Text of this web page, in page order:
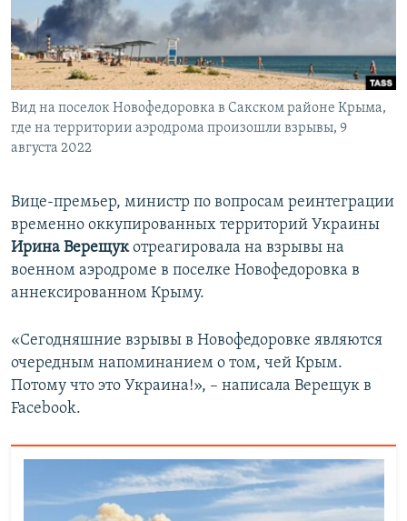
ПОБЕДИТЕЛЕЙ НЕ СУДЯТ?
КРЫМ.НЕПОКОРЕННЫЙ
ELIFBE
УКРАИНСКАЯ ПРОБЛЕМА КРЫМА
ПРИСОЕДИНЯЙТЕСЬ!
Все сайты RFE/RL
Вид на поселок Новофедоровка в Сакском районе Крыма,
где на территории аэродрома произошли взрывы, 9
августа 2022
Вице-премьер, министр по вопросам реинтеграции
временно оккупированных территорий Украины
Ирина Верещукотреагировала на взрывы на
военном аэродроме в поселке Новофедоровка в
аннексированном Крыму.
«Сегодняшние взрывы в Новофедоровке являются
очередным напоминанием о том, чей Крым.
Потому что это Украина!», – написала Верещук в
Facebook.